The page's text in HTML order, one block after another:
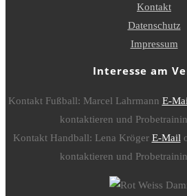
Kontakt
Datenschutz
Impressum
Interesse am
Kontakt Fußball: Marcel Lahrmann E-
kontaktieren und
Kontakt Handball: Lena Kröger E-Mail
kontaktieren und